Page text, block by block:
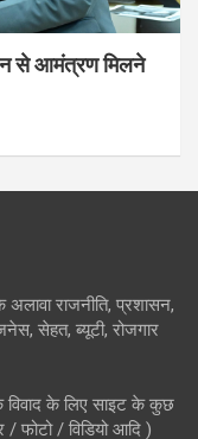
से आमंत्रण मिलने
राजनीति, प्रशासन,
सेहत, ब्यूटी, रोजगार
विवाद के लिए साइट के कुछ
/ फोटो / विडियो आदि )